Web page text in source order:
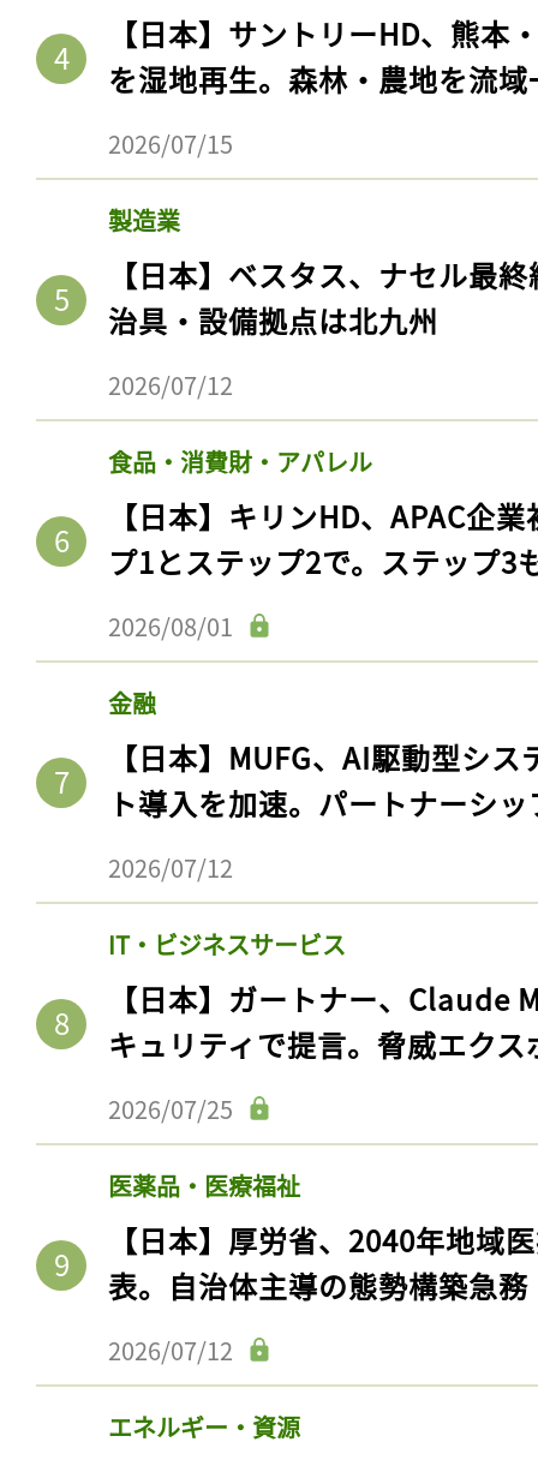
【日本】サントリーHD、熊本
を湿地再生。森林・農地を流
2026/07/15
製造業
【日本】ベスタス、ナセル最
治具・設備拠点は北九州
2026/07/12
食品・消費財・アパレル
【日本】キリンHD、APAC企
プ1とステップ2で。ステップ3
2026/08/01
金融
【日本】MUFG、AI駆動型シ
ト導入を加速。パートナーシ
2026/07/12
IT・ビジネスサービス
【日本】ガートナー、Claude
キュリティで提言。脅威エク
2026/07/25
医薬品・医療福祉
【日本】厚労省、2040年地域
表。自治体主導の態勢構築急務
2026/07/12
エネルギー・資源